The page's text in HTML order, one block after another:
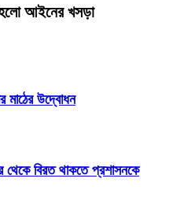
আইনের খসড়া
মাঠের উদ্বোধন
থেকে বিরত থাকতে প্রশাসনকে